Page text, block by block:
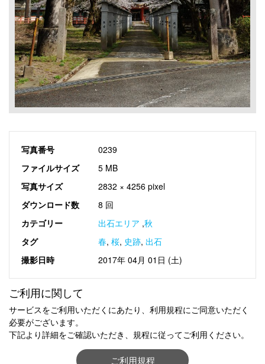
写真番号
0239
ファイルサイズ
5 MB
写真サイズ
2832 × 4256 pixel
ダウンロード数
8 回
カテゴリー
出石エリア ,秋
タグ
春, 桜, 史跡, 出石
撮影日時
2017年 04月 01日 (土)
ご利用に関して
サービスをご利用いただくにあたり、利用規程にご同意いただく
必要がございます。
下記より詳細をご確認いただき、規程に従ってご利用ください。
ご利用規程